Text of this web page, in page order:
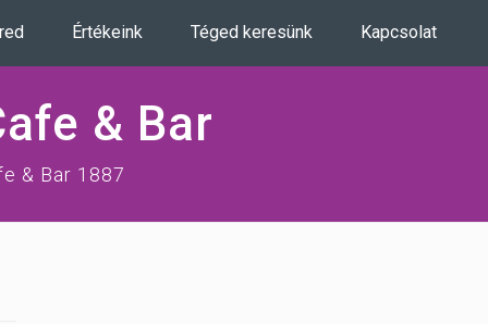
Értékeink Téged keresünk Kapcsolat
& Bar
& Bar 1887